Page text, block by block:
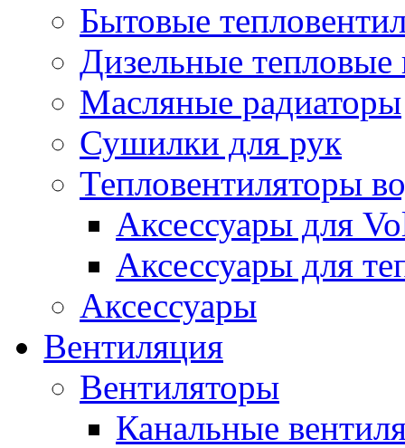
Бытовые
Дизельные
Масляные радиаторы
Сушилки для рук
Тепловентиляторы
Аксессуары для
Аксессуары для
Аксессуары
Вентиляция
Вентиляторы
Канальные